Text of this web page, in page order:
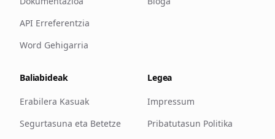
API Erreferentzia
Word Gehigarria
Baliabideak
Erabilera Kasuak
Segurtasuna eta Betetze
Legea
Impressum
Pribatutasun Politika